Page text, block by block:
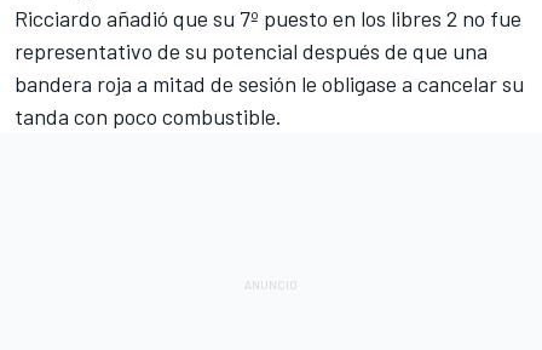
Ricciardo añadió que su 7º puesto en los libres 2 no fue
representativo de su potencial después de que una
bandera roja a mitad de sesión le obligase a cancelar su
tanda con poco combustible.